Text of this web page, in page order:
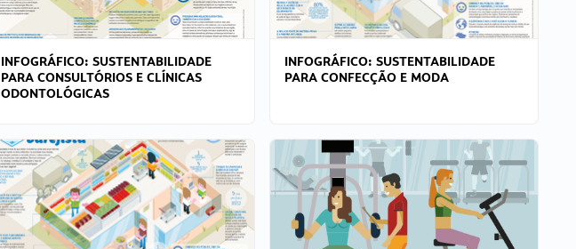
INFOGRÁFICO: SUSTENTABILIDADE
PARA CONSULTÓRIOS E CLÍNICAS
ODONTOLÓGICAS
INFOGRÁFICO: SUSTENTABILIDADE
PARA CONFECÇÃO E MODA